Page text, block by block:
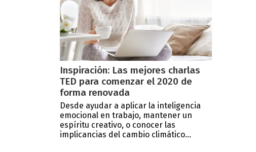
Inspiración: Las mejores charlas
TED para comenzar el 2020 de
forma renovada
Desde ayudar a aplicar la inteligencia
emocional en trabajo, mantener un
espíritu creativo, o conocer las
implicancias del cambio climático...